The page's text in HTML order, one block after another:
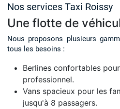
Nos services Taxi Roissy
Une flotte de
Nous proposons plusieurs
tous les besoins :
Berlines confortables
professionnel.
Vans spacieux pour les
jusqu'à 8 passagers.